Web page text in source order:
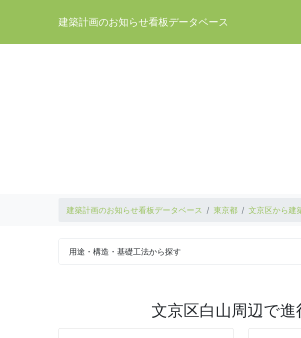
建築計画のお知らせ看板データベース
建築計画のお知らせ看板データベース 東京都 文京区から建
用途・構造・基礎工法から探す
文京区白山周辺で